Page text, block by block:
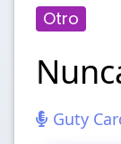
Otro
Guty